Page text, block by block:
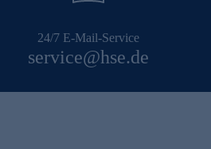
24/7 E-Mail-Service
service@hse.de